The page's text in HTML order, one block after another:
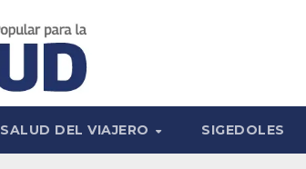
SALUD DEL VIAJERO SIGEDOLES